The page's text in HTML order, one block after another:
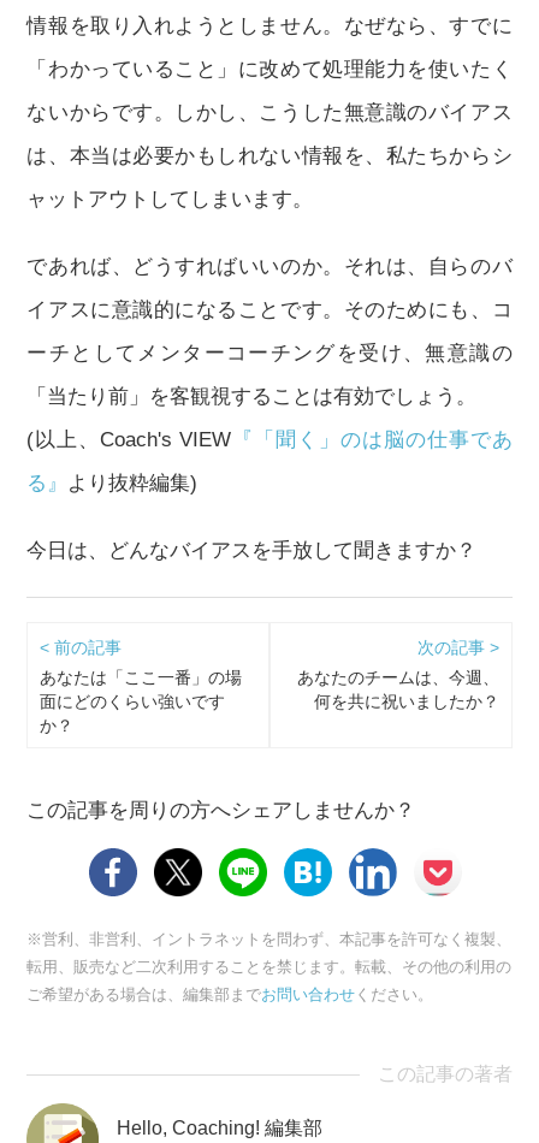
情報を取り入れようとしません。なぜなら、すでに
「わかっていること」に改めて処理能力を使いたく
ないからです。しかし、こうした無意識のバイアス
は、本当は必要かもしれない情報を、私たちからシ
ャットアウトしてしまいます。
であれば、どうすればいいのか。それは、自らのバ
イアスに意識的になることです。そのためにも、コ
ーチとしてメンターコーチングを受け、無意識の
「当たり前」を客観視することは有効でしょう。
(以上、Coach's VIEW 『「聞く」のは脳の仕事であ
る』 より抜粋編集)
今日は、どんなバイアスを手放して聞きますか？
< 前の記事
あなたは「ここ一番」の場
面にどのくらい強いです
か？
次の記事 >
あなたのチームは、今週、
何を共に祝いましたか？
この記事を周りの方へシェアしませんか？
※営利、非営利、イントラネットを問わず、本記事を許可なく複製、
転用、販売など二次利用することを禁じます。転載、その他の利用の
ご希望がある場合は、編集部までお問い合わせ ください。
この記事の著者
Hello, Coaching! 編集部